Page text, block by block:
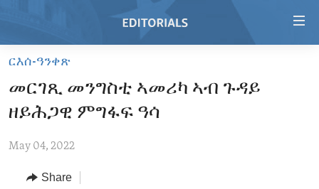
Skip
main
content
to
Navigation
REGIONS
AFRICA
TOPICS
ርእሰ-ዓንቀጽ
መርገጺ መንግስቲ ኣመሪካ ኣብ ጉዳይ
ዘይሕጋዊ ምግፋፍ ዓሳ
May 04, 2022
Share